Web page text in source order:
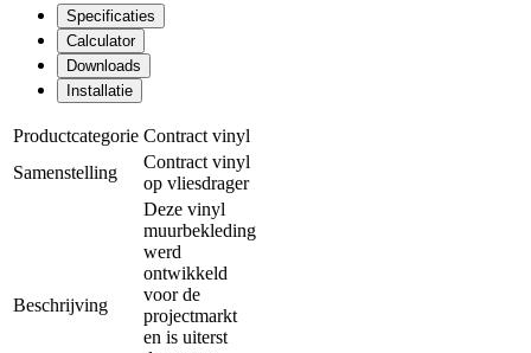
Specificaties
Calculator
Downloads
Installatie
Productcategorie Contract vinyl
Samenstelling
Contract vinyl
op vliesdrager
Beschrijving
Deze vinyl
muurbekleding
werd
ontwikkeld
voor de
projectmarkt
en is uiterst